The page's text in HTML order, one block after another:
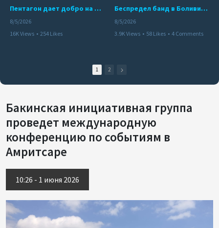
Пентагон дает добро на ядерный удар по противникам США
8/5/2026
16K Views • 254 Likes
Беспредел банд в Боливии. Расправы над наркоторговцами
8/5/2026
3.9K Views • 58 Likes • 4 Comments
1 2
Бакинская инициативная группа
проведет международную
конференцию по событиям в
Амритсаре
10:26 - 1 июня 2026